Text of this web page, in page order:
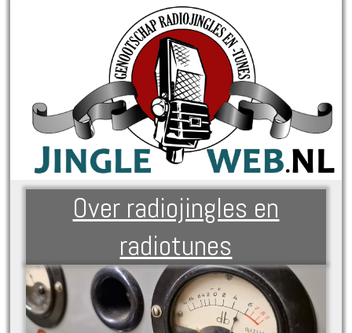
Over radiojingles en
radiotunes